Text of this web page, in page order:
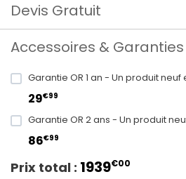
Devis Gratuit
Accessoires & Garanties
Garantie OR 1 an - Un produit
29€99
Garantie OR 2 ans - Un produit
86€99
Prix total : 1939€00